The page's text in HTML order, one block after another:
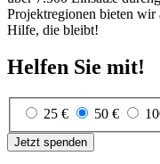
Projekt­regionen bieten wir
Hilfe, die bleibt!
Helfen Sie mit!
25 € 50 €
Jetzt spenden